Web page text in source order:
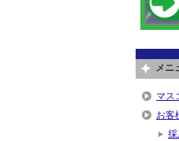
メニ
マス
お客